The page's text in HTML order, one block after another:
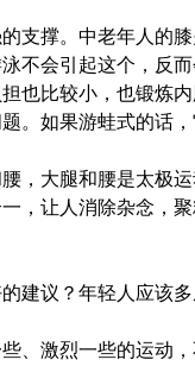
撑。中老年人的膝
不会引起这个，反
也比较小，也锻炼
。如果游蛙式的话
大腿和腰是太极运
，让人消除杂念，
议？年轻人应该多
激烈一些的运动，